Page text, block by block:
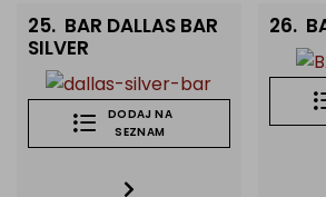
25. BAR DALLAS BAR
SILVER
DODAJ NA
SEZNAM
26.